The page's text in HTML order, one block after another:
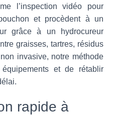
l’inspection vidéo pour
et procèdent à un
grâce à un hydrocureur
graisses, tartres, résidus
invasive, notre méthode
et de rétablir
rapide à